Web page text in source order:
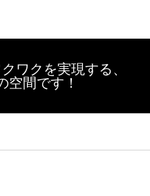
ワクを実現する、
空間です！